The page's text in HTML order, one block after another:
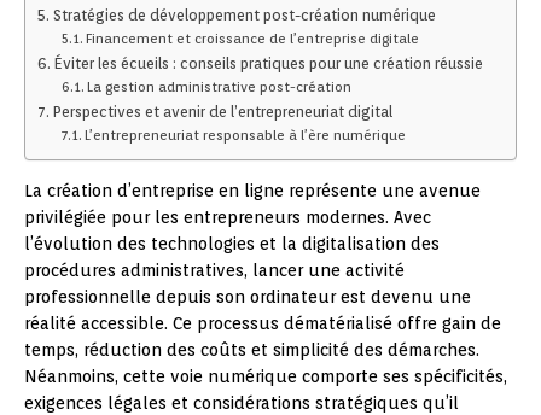
Stratégies de développement post-création numérique
Financement et croissance de l’entreprise digitale
Éviter les écueils : conseils pratiques pour une création réussie
La gestion administrative post-création
Perspectives et avenir de l’entrepreneuriat digital
L’entrepreneuriat responsable à l’ère numérique
La création d’entreprise en ligne représente une avenue
privilégiée pour les entrepreneurs modernes. Avec
l’évolution des technologies et la digitalisation des
procédures administratives, lancer une activité
professionnelle depuis son ordinateur est devenu une
réalité accessible. Ce processus dématérialisé offre gain de
temps, réduction des coûts et simplicité des démarches.
Néanmoins, cette voie numérique comporte ses spécificités,
exigences légales et considérations stratégiques qu’il